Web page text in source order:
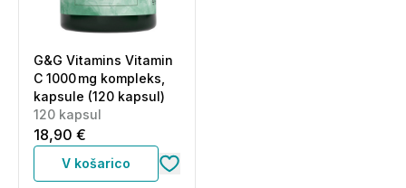
G&G Vitamins Vitamin
C 1000 mg kompleks,
kapsule (120 kapsul)
120 kapsul
18,90 €
V košarico